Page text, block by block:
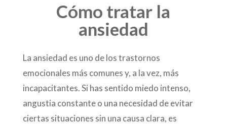
Cómo tratar la
ansiedad
La ansiedad es uno de los trastornos
emocionales más comunes y, a la vez, más
incapacitantes. Si has sentido miedo intenso,
angustia constante o una necesidad de evitar
ciertas situaciones sin una causa clara, es